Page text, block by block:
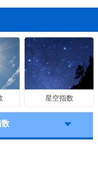
星空指数
数